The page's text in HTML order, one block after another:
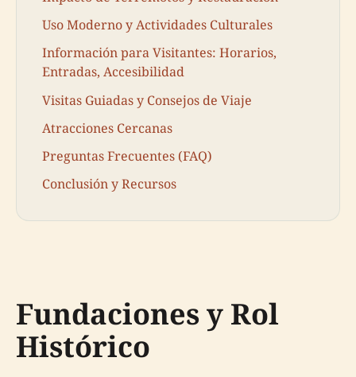
Uso Moderno y Actividades Culturales
Información para Visitantes: Horarios,
Entradas, Accesibilidad
Visitas Guiadas y Consejos de Viaje
Atracciones Cercanas
Preguntas Frecuentes (FAQ)
Conclusión y Recursos
Fundaciones y Rol
Histórico